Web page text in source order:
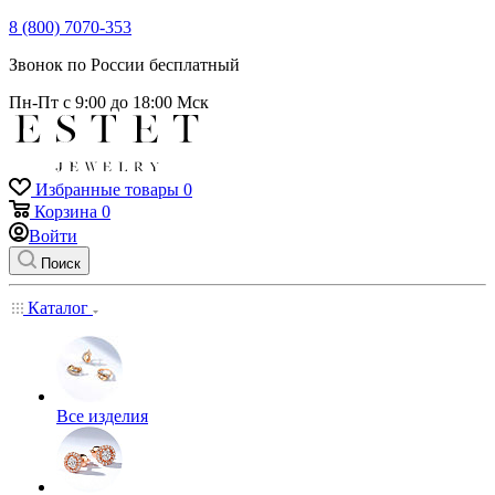
8 (800) 7070-353
Звонок по России бесплатный
Пн-Пт с 9:00 до 18:00 Мск
Избранные товары 0
Корзина 0
Войти
Поиск
Каталог
Все изделия